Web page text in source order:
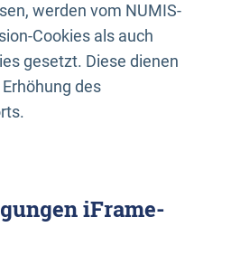
werden vom NUMIS-
Cookies als auch
gesetzt. Diese dienen
des
iFrame-